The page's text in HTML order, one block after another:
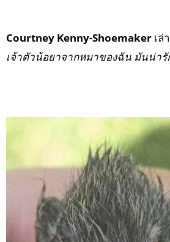
Courtney Kenny-Shoemaker เล่
เจ้าตัวน้อยาจากหมาของฉัน มันน่ารั